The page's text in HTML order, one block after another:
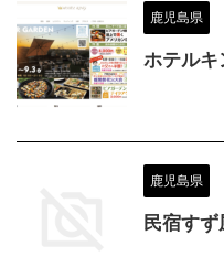
鹿児島県
ホテル
鹿児島県
民宿す